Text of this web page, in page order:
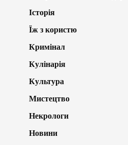
Історія
Їж з користю
Кримінал
Кулінарія
Культура
Мистецтво
Некрологи
Новини